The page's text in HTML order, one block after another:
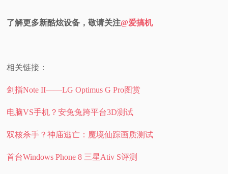
了解更多新酷炫设备，敬请关注@爱搞机
相关链接：
剑指Note II——LG Optimus G Pro图赏
电脑VS手机？安兔兔跨平台3D测试
双核杀手？神庙逃亡：魔境仙踪画质测试
首台Windows Phone 8 三星Ativ S评测